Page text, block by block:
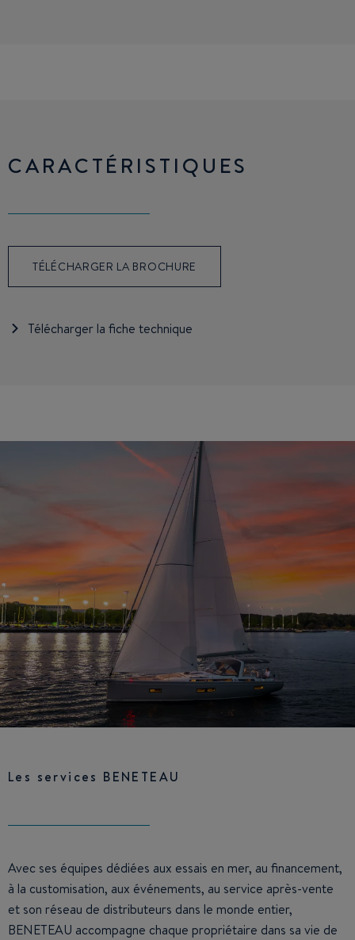
CARACTÉRISTIQUES
TÉLÉCHARGER LA BROCHURE
Télécharger la fiche technique
Les services BENETEAU
Avec ses équipes dédiées aux essais en mer, au financement,
à la customisation, aux événements, au service après-vente
et son réseau de distributeurs dans le monde entier,
BENETEAU accompagne chaque propriétaire dans sa vie de